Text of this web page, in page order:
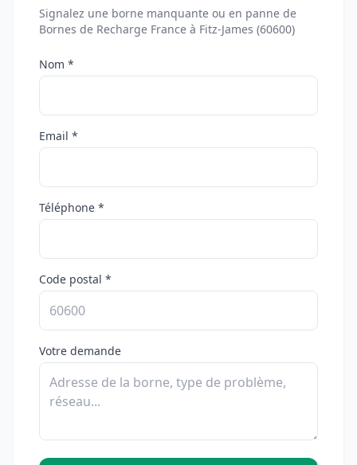
Signalez une borne manquante ou en panne de
Bornes de Recharge France à Fitz-James (60600)
Nom *
Email *
Téléphone *
Code postal *
Votre demande